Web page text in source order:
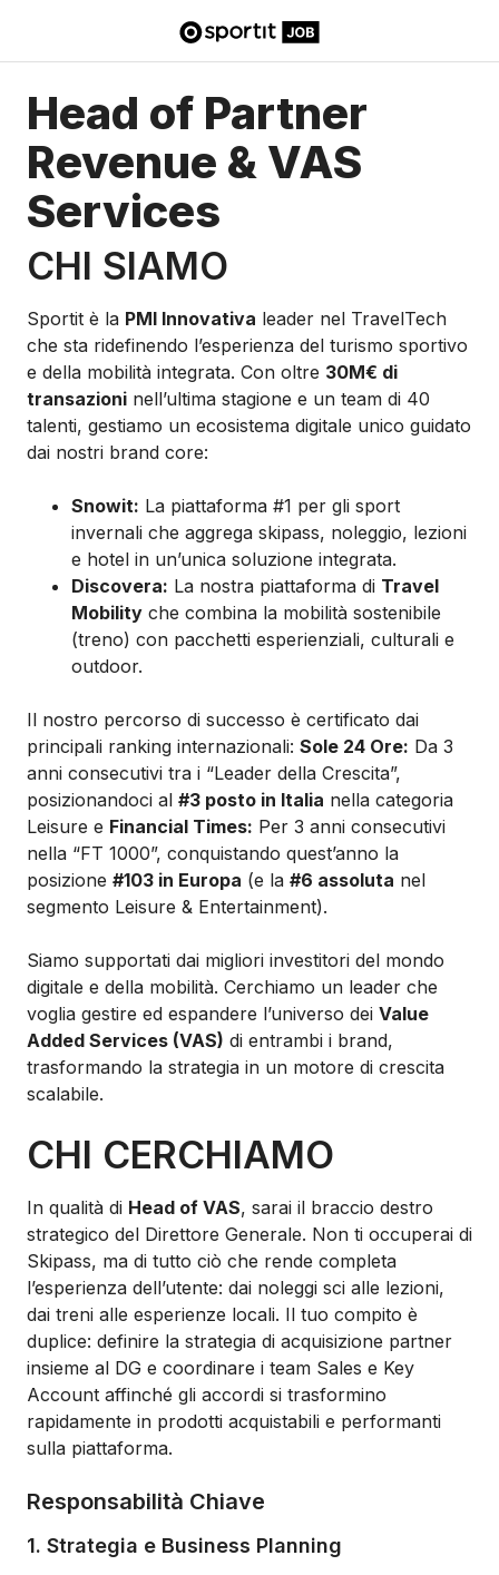
Head of Partner
Revenue & VAS
Services
CHI SIAMO
Sportit è la PMI Innovativa leader nel TravelTech
che sta ridefinendo l’esperienza del turismo sportivo
e della mobilità integrata. Con oltre 30M€ di
transazioni nell’ultima stagione e un team di 40
talenti, gestiamo un ecosistema digitale unico guidato
dai nostri brand core:
Snowit: La piattaforma #1 per gli sport
invernali che aggrega skipass, noleggio, lezioni
e hotel in un’unica soluzione integrata.
Discovera: La nostra piattaforma di Travel
Mobility che combina la mobilità sostenibile
(treno) con pacchetti esperienziali, culturali e
outdoor.
Il nostro percorso di successo è certificato dai
principali ranking internazionali: Sole 24 Ore: Da 3
anni consecutivi tra i “Leader della Crescita”,
posizionandoci al #3 posto in Italia nella categoria
Leisure e Financial Times: Per 3 anni consecutivi
nella “FT 1000”, conquistando quest’anno la
posizione #103 in Europa (e la #6 assoluta nel
segmento Leisure & Entertainment).
Siamo supportati dai migliori investitori del mondo
digitale e della mobilità. Cerchiamo un leader che
voglia gestire ed espandere l’universo dei Value
Added Services (VAS) di entrambi i brand,
trasformando la strategia in un motore di crescita
scalabile.
CHI CERCHIAMO
In qualità di Head of VAS, sarai il braccio destro
strategico del Direttore Generale. Non ti occuperai di
Skipass, ma di tutto ciò che rende completa
l’esperienza dell’utente: dai noleggi sci alle lezioni,
dai treni alle esperienze locali. Il tuo compito è
duplice: definire la strategia di acquisizione partner
insieme al DG e coordinare i team Sales e Key
Account affinché gli accordi si trasformino
rapidamente in prodotti acquistabili e performanti
sulla piattaforma.
Responsabilità Chiave
1. Strategia e Business Planning